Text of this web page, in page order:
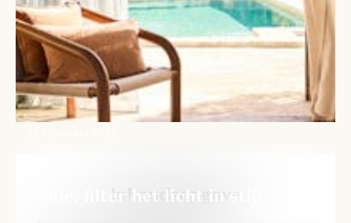
Voile: filter het licht in stijl
Inhoudsopgave